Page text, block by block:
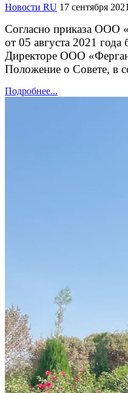
Новости RU 17 сентября 2021
Согласно приказа
от 05 августа 2021
Директоре ООО
Положение о Совете, в
Подробнее...